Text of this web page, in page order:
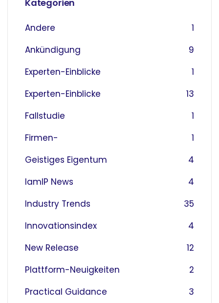
Kategorien
Andere
1
Ankündigung
9
Experten-Einblicke
1
Experten-Einblicke
13
Fallstudie
1
Firmen-
1
Geistiges Eigentum
4
IamIP News
4
Industry Trends
35
Innovationsindex
4
New Release
12
Plattform-Neuigkeiten
2
Practical Guidance
3